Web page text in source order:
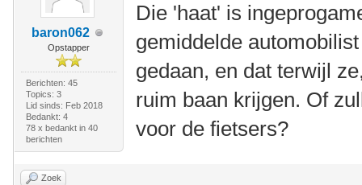
baron062
Opstapper
Berichten: 45
Topics: 3
Lid sinds: Feb 2018
Bedankt: 4
78 x bedankt in 40
berichten
Die 'haat' is
gemiddelde
gedaan, en dat terwijl
ruim baan krijgen. Of
voor de fietsers?
Zoek